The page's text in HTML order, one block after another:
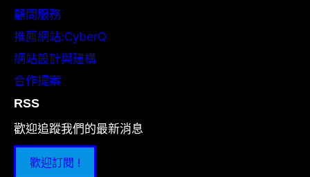
顧問服務
推薦網站:CyberQ
網站設計與建構
合作提案
RSS
歡迎追蹤我們的最新消息
歡迎訂閱 !